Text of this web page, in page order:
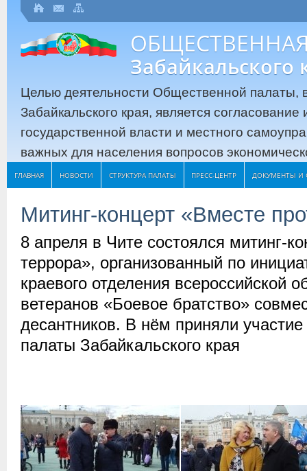
Забайкальского
Целью деятельности Общественной палаты,
Забайкальского края, является
государственной власти и местного
важных для населения вопросов
ГЛАВНАЯ НОВОСТИ СТРУКТУРА ПАЛАТЫ ПРЕСС-ЦЕНТР ДОКУМЕНТЫ И
Митинг-концерт «Вместе
8 апреля в Чите состоялся митинг-
террора», организованный по
краевого отделения всероссийской
ветеранов «Боевое братство»
десантников. В нём приняли
палаты Забайкальского края